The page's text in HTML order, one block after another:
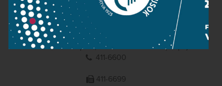
FILHARMONIKUSOK
1095 Budapest, Komor Marcell u. 1. (Müpa)
411-6600
411-6699